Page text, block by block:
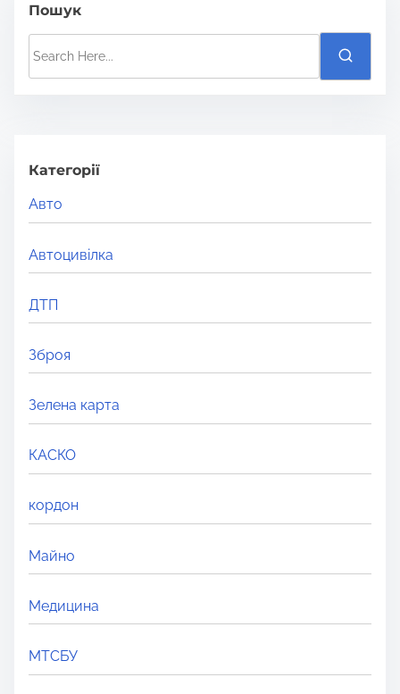
Пошук
h
H
e
r
e
.
Категорії
Авто
Автоцивілка
ДТП
Зброя
Зелена карта
КАСКО
кордон
Майно
Медицина
МТСБУ